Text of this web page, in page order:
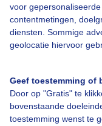
voor
contentmetingen,
diensten. Sommige
geolocatie hiervoor
Geef toestemming of
Door op "Gratis" te
bovenstaande
toestemming wenst te
Over Buienradar
Bedrijfsgegevens
Veelgestelde vragen
Contact